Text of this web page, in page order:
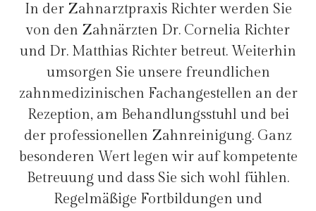
In der Zahnarztpraxis Richter werden Sie
von den Zahnärzten Dr. Cornelia Richter
und Dr. Matthias Richter betreut. Weiterhin
umsorgen Sie unsere freundlichen
zahnmedizinischen Fachangestellen an der
Rezeption, am Behandlungsstuhl und bei
der professionellen Zahnreinigung. Ganz
besonderen Wert legen wir auf kompetente
Betreuung und dass Sie sich wohl fühlen.
Regelmäßige Fortbildungen und